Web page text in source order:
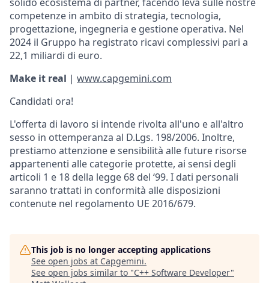
competenze in ambito di strategia, tecnologia,
progettazione, ingegneria e gestione operativa. Nel
2024 il Gruppo ha registrato ricavi complessivi pari a
22,1 miliardi di euro.
Make it real | www.capgemini.com
Candidati ora!
L'offerta di lavoro si intende rivolta all'uno e all'altro
sesso in ottemperanza al D.Lgs. 198/2006. Inoltre,
prestiamo attenzione e sensibilità alle future risorse
appartenenti alle categorie protette, ai sensi degli
articoli 1 e 18 della legge 68 del ‘99. I dati personali
saranno trattati in conformità alle disposizioni
contenute nel regolamento UE 2016/679.
This job is no longer accepting applications
See open jobs at Capgemini.
See open jobs similar to "C++ Software Developer"